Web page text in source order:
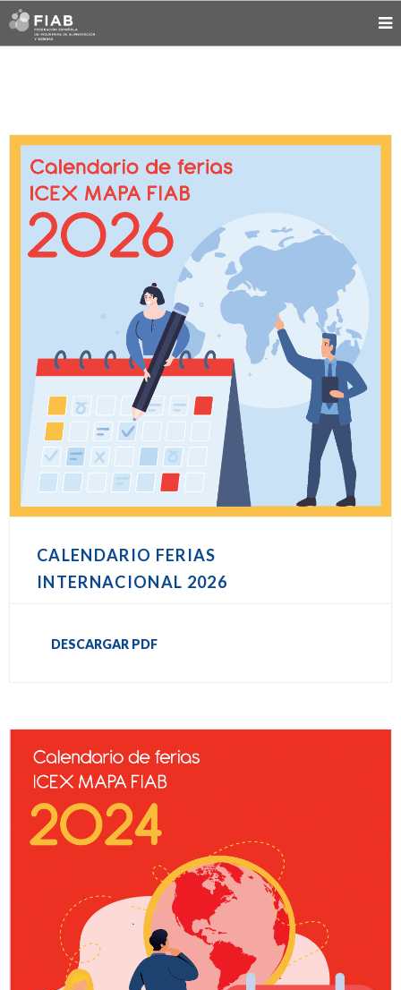
CALENDARIO FERIAS
INTERNACIONAL 2026
DESCARGAR PDF